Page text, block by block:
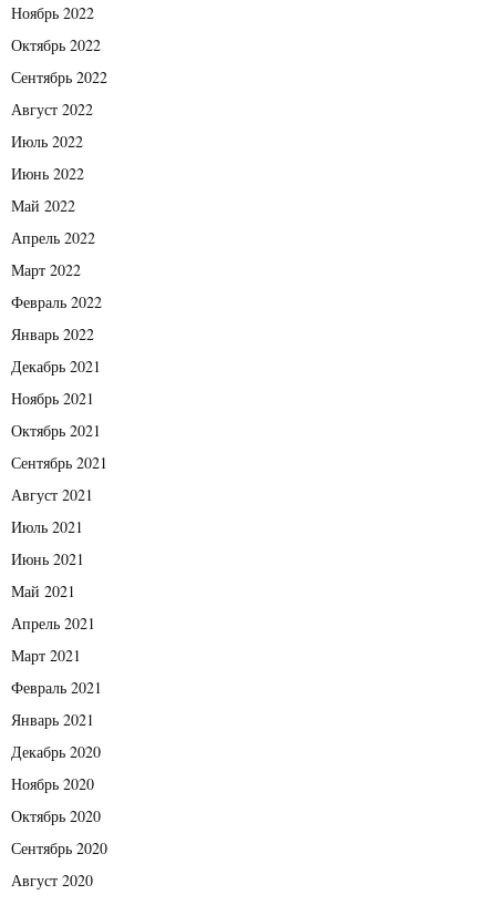
Ноябрь 2022
Октябрь 2022
Сентябрь 2022
Август 2022
Июль 2022
Июнь 2022
Май 2022
Апрель 2022
Март 2022
Февраль 2022
Январь 2022
Декабрь 2021
Ноябрь 2021
Октябрь 2021
Сентябрь 2021
Август 2021
Июль 2021
Июнь 2021
Май 2021
Апрель 2021
Март 2021
Февраль 2021
Январь 2021
Декабрь 2020
Ноябрь 2020
Октябрь 2020
Сентябрь 2020
Август 2020